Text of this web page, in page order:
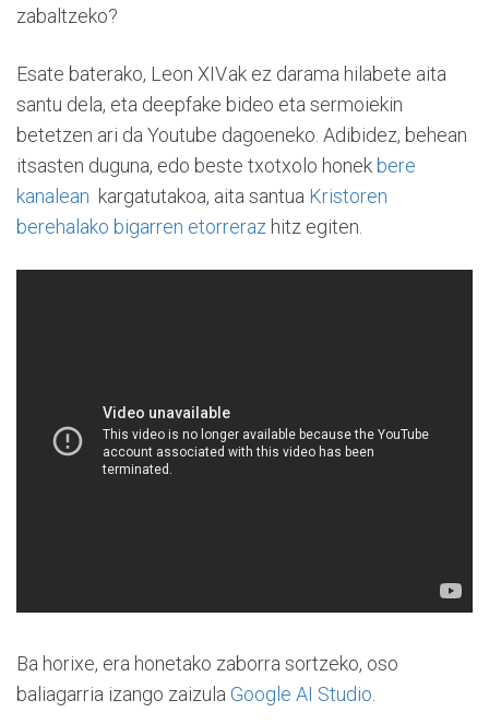
zabaltzeko?
Esate baterako, Leon XIV.ak ez darama hilabete aita
santu dela, eta deepfake bideo eta sermoiekin
betetzen ari da Youtube dagoeneko. Adibidez, behean
itsasten duguna, edo beste txotxolo honek bere
kanalean kargatutakoa, aita santua Kristoren
berehalako bigarren etorreraz hitz egiten.
Ba horixe, era honetako zaborra sortzeko, oso
baliagarria izango zaizula Google AI Studio.